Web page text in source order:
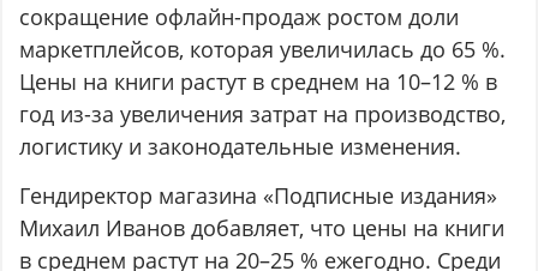
сокращение офлайн-продаж ростом доли
маркетплейсов, которая увеличилась до 65 %.
Цены на книги растут в среднем на 10–12 % в
год из-за увеличения затрат на производство,
логистику и законодательные изменения.
Гендиректор магазина «Подписные издания»
Михаил Иванов добавляет, что цены на книги
в среднем растут на 20–25 % ежегодно. Среди